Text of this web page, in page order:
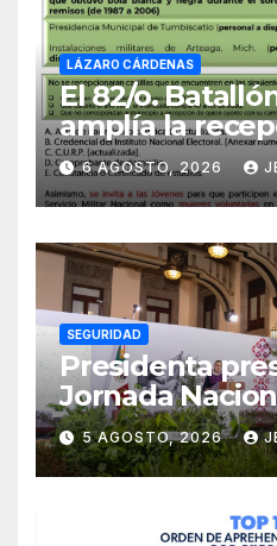
LÁZARO CÁRDENAS
El 82/o.
amplía la
documentos
Catilla del
Nacional
6 AGOSTO, 2026
SEGURIDAD
Presidenta
Jornada
Reforestación
realizará el 9
plantarán 6.6
árboles y
5 AGOSTO, 2026